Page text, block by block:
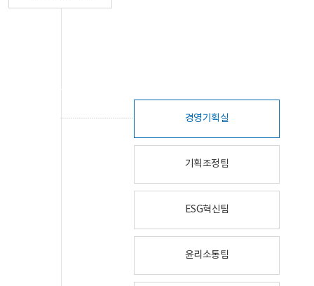
경영기획실
기획조정팀
ESG혁신팀
윤리소통팀